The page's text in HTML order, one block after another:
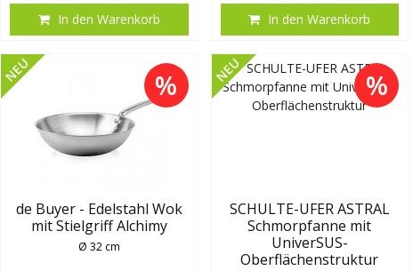
In den Warenkorb In den Warenkorb
%
NEU
de Buyer - Edelstahl Wok
mit Stielgriff Alchimy
Ø 32 cm
%
NEU
SCHULTE-UFER ASTRAL
Schmorpfanne mit
UniverSUS-
Oberflächenstruktur